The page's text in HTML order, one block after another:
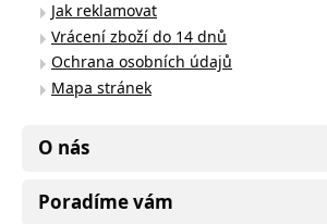
Jak reklamovat
Vrácení zboží do 14 dnů
Ochrana osobních údajů
Mapa stránek
O nás
Poradíme vám